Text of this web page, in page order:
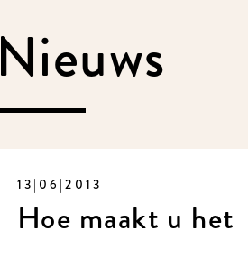
Nieuws
13|06|2013
Hoe maakt u het